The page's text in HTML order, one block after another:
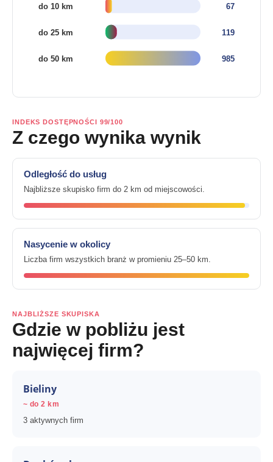
INDEKS DOSTĘPNOŚCI 99/100
Z czego wynika wynik
Odległość do usług
Najbliższe skupisko firm do 2 km od miejscowości.
Nasycenie w okolicy
Liczba firm wszystkich branż w promieniu 25–50 km.
NAJBLIŻSZE SKUPISKA
Gdzie w pobliżu jest
najwięcej firm?
Bieliny
~ do 2 km
3 aktywnych firm